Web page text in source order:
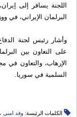
اللجنة يسافر إلى
البرلمان الإيراني، في
وأشار رئيس لجنة
على التعاون بين
الإرهاب، والتعاون في
السلمية في سوريا.
الكلمات الرئيسة: وفد امنی ،